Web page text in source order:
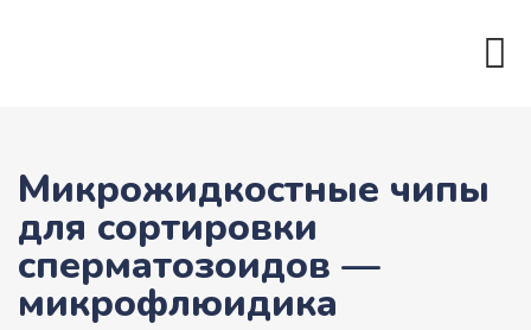
Микрожидкостные чипы
для сортировки
сперматозоидов —
микрофлюидика